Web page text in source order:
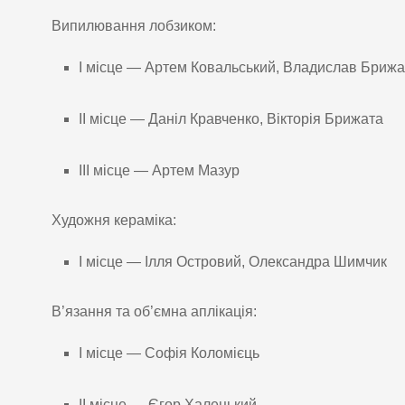
Випилювання лобзиком:
І місце — Артем Ковальський, Владислав
ІІ місце — Даніл Кравченко, Вікторія Брижата
ІІІ місце — Артем Мазур
Художня кераміка:
І місце — Ілля Островий, Олександра Шимчик
В’язання та об’ємна аплікація:
І місце — Софія Коломієць